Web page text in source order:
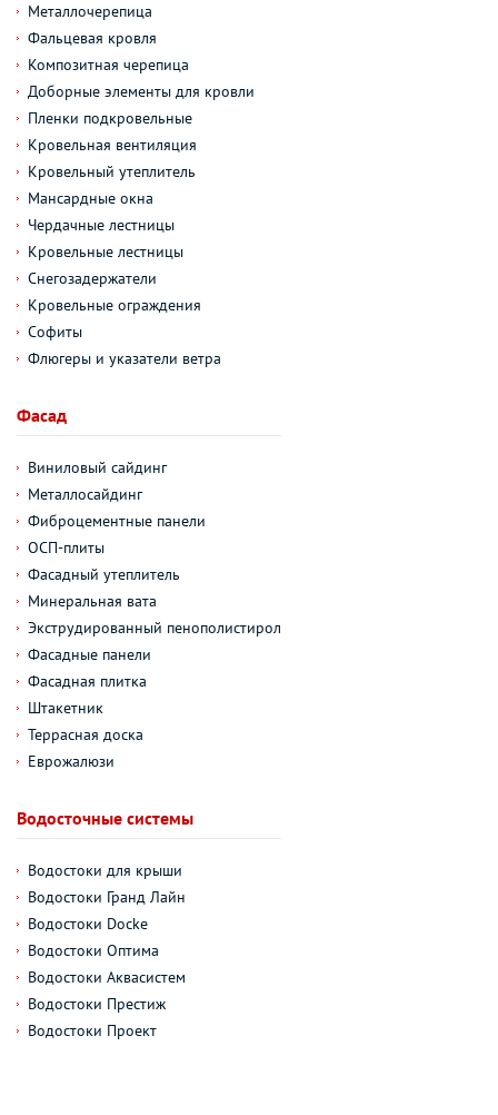
Металлочерепица
Фальцевая кровля
Композитная черепица
Доборные элементы для кровли
Пленки подкровельные
Кровельная вентиляция
Кровельный утеплитель
Мансардные окна
Чердачные лестницы
Кровельные лестницы
Снегозадержатели
Кровельные ограждения
Софиты
Флюгеры и указатели ветра
Фасад
Виниловый сайдинг
Металлосайдинг
Фиброцементные панели
ОСП-плиты
Фасадный утеплитель
Минеральная вата
Экструдированный пенополистирол
Фасадные панели
Фасадная плитка
Штакетник
Террасная доска
Еврожалюзи
Водосточные системы
Водостоки для крыши
Водостоки Гранд Лайн
Водостоки Docke
Водостоки Оптима
Водостоки Аквасистем
Водостоки Престиж
Водостоки Проект